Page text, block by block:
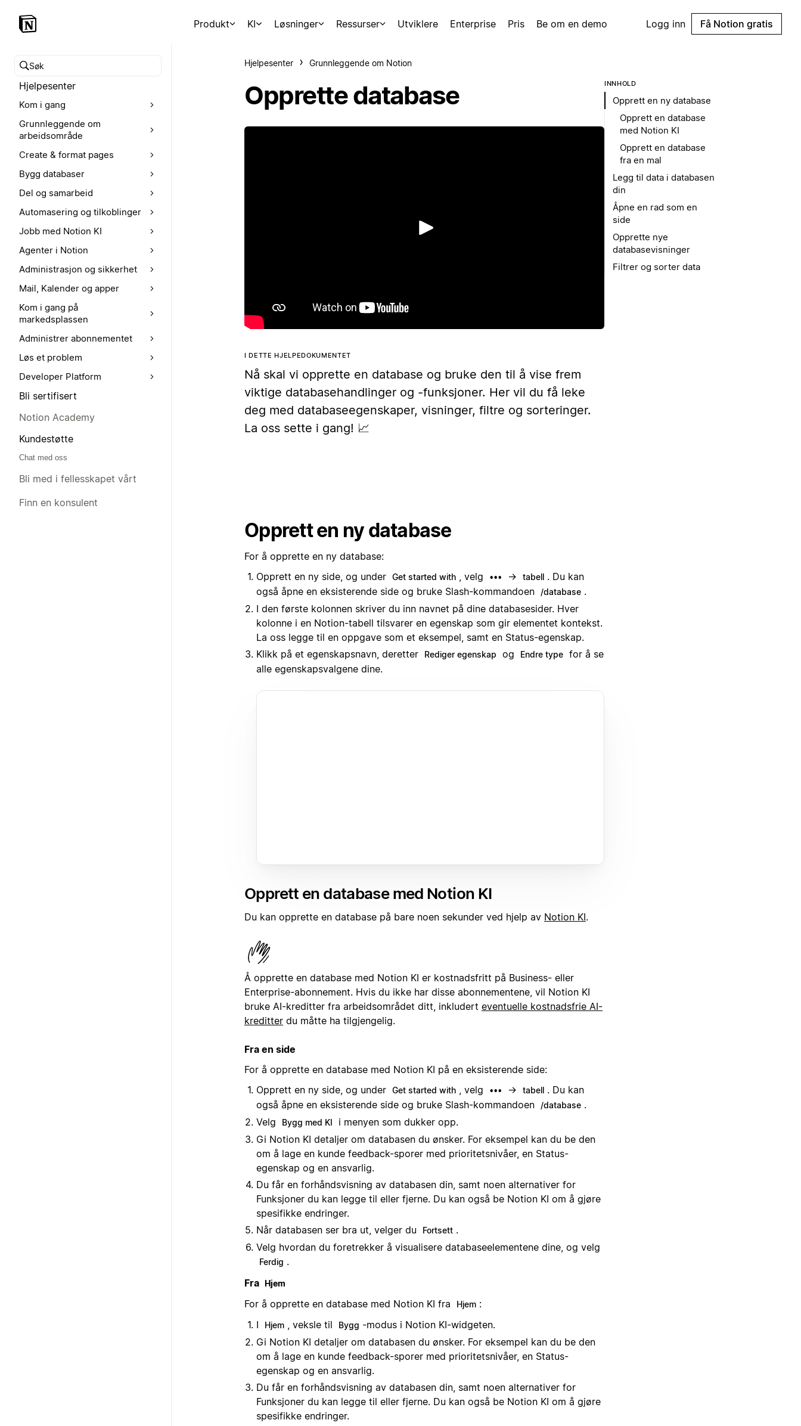
Produkt KI Løsninger Ressurser Utviklere Enterprise Pris Be om en demo Logg inn Få Notion gratis
Søk i hjelpesenteret
Hjelpesenter
Kom i gang
Grunnleggende om
arbeidsområde
Create & format pages
Bygg databaser
Del og samarbeid
Automasering og tilkoblinger
Jobb med Notion KI
Agenter i Notion
Administrasjon og sikkerhet
Mail, Kalender og apper
Kom i gang på
markedsplassen
Administrer abonnementet
Løs et problem
Developer Platform
Bli sertifisert
Notion Academy
Kundestøtte
Chat med oss
Bli med i fellesskapet vårt
Finn en konsulent
Hjelpesenter Grunnleggende om Notion
Opprette database
Spill av
I DETTE HJELPEDOKUMENTET
Nå skal vi opprette en database og bruke den til å vise frem
viktige databasehandlinger og -funksjoner. Her vil du få leke
deg med databaseegenskaper, visninger, filtre og sorteringer.
La oss sette i gang! 📈
Opprett en ny database
For å opprette en ny database:
Opprett en ny side, og under Get started with , velg ••• → tabell . Du kan
også åpne en eksisterende side og bruke Slash-kommandoen
/database .
I den første kolonnen skriver du inn navnet på dine databasesider. Hver
kolonne i en Notion-tabell tilsvarer en egenskap som gir elementet kontekst.
La oss legge til en oppgave som et eksempel, samt en Status-egenskap.
Klikk på et egenskapsnavn, deretter
Rediger egenskap og Endre type for å se
alle egenskapsvalgene dine.
Opprett en database med Notion KI
Du kan opprette en database på bare noen sekunder ved hjelp av Notion KI.
Å opprette en database med Notion KI er kostnadsfritt på Business- eller
Enterprise-abonnement. Hvis du ikke har disse abonnementene, vil Notion KI
bruke AI-kreditter fra arbeidsområdet ditt, inkludert eventuelle kostnadsfrie AI-
kreditter du måtte ha tilgjengelig.
Fra en side
For å opprette en database med Notion KI på en eksisterende side:
Opprett en ny side, og under Get started with , velg ••• → tabell . Du kan
også åpne en eksisterende side og bruke Slash-kommandoen
/database .
Velg
Bygg med KI
i menyen som dukker opp.
Gi Notion KI detaljer om databasen du ønsker. For eksempel kan du be den
om å lage en kunde feedback-sporer med prioritetsnivåer, en Status-
egenskap og en ansvarlig.
Du får en forhåndsvisning av databasen din, samt noen alternativer for
Funksjoner du kan legge til eller fjerne. Du kan også be Notion KI om å gjøre
spesifikke endringer.
Når databasen ser bra ut, velger du
Fortsett .
Velg hvordan du foretrekker å visualisere databaseelementene dine, og velg
Ferdig .
Fra Hjem
For å opprette en database med Notion KI fra Hjem :
I
Hjem , veksle til Bygg -modus i Notion KI-widgeten.
Gi Notion KI detaljer om databasen du ønsker. For eksempel kan du be den
om å lage en kunde feedback-sporer med prioritetsnivåer, en Status-
egenskap og en ansvarlig.
Du får en forhåndsvisning av databasen din, samt noen alternativer for
Funksjoner du kan legge til eller fjerne. Du kan også be Notion KI om å gjøre
spesifikke endringer.
INNHOLD
Opprett en ny database
Opprett en database
med Notion KI
Opprett en database
fra en mal
Legg til data i databasen
din
Åpne en rad som en
side
Opprette nye
databasevisninger
Filtrer og sorter data